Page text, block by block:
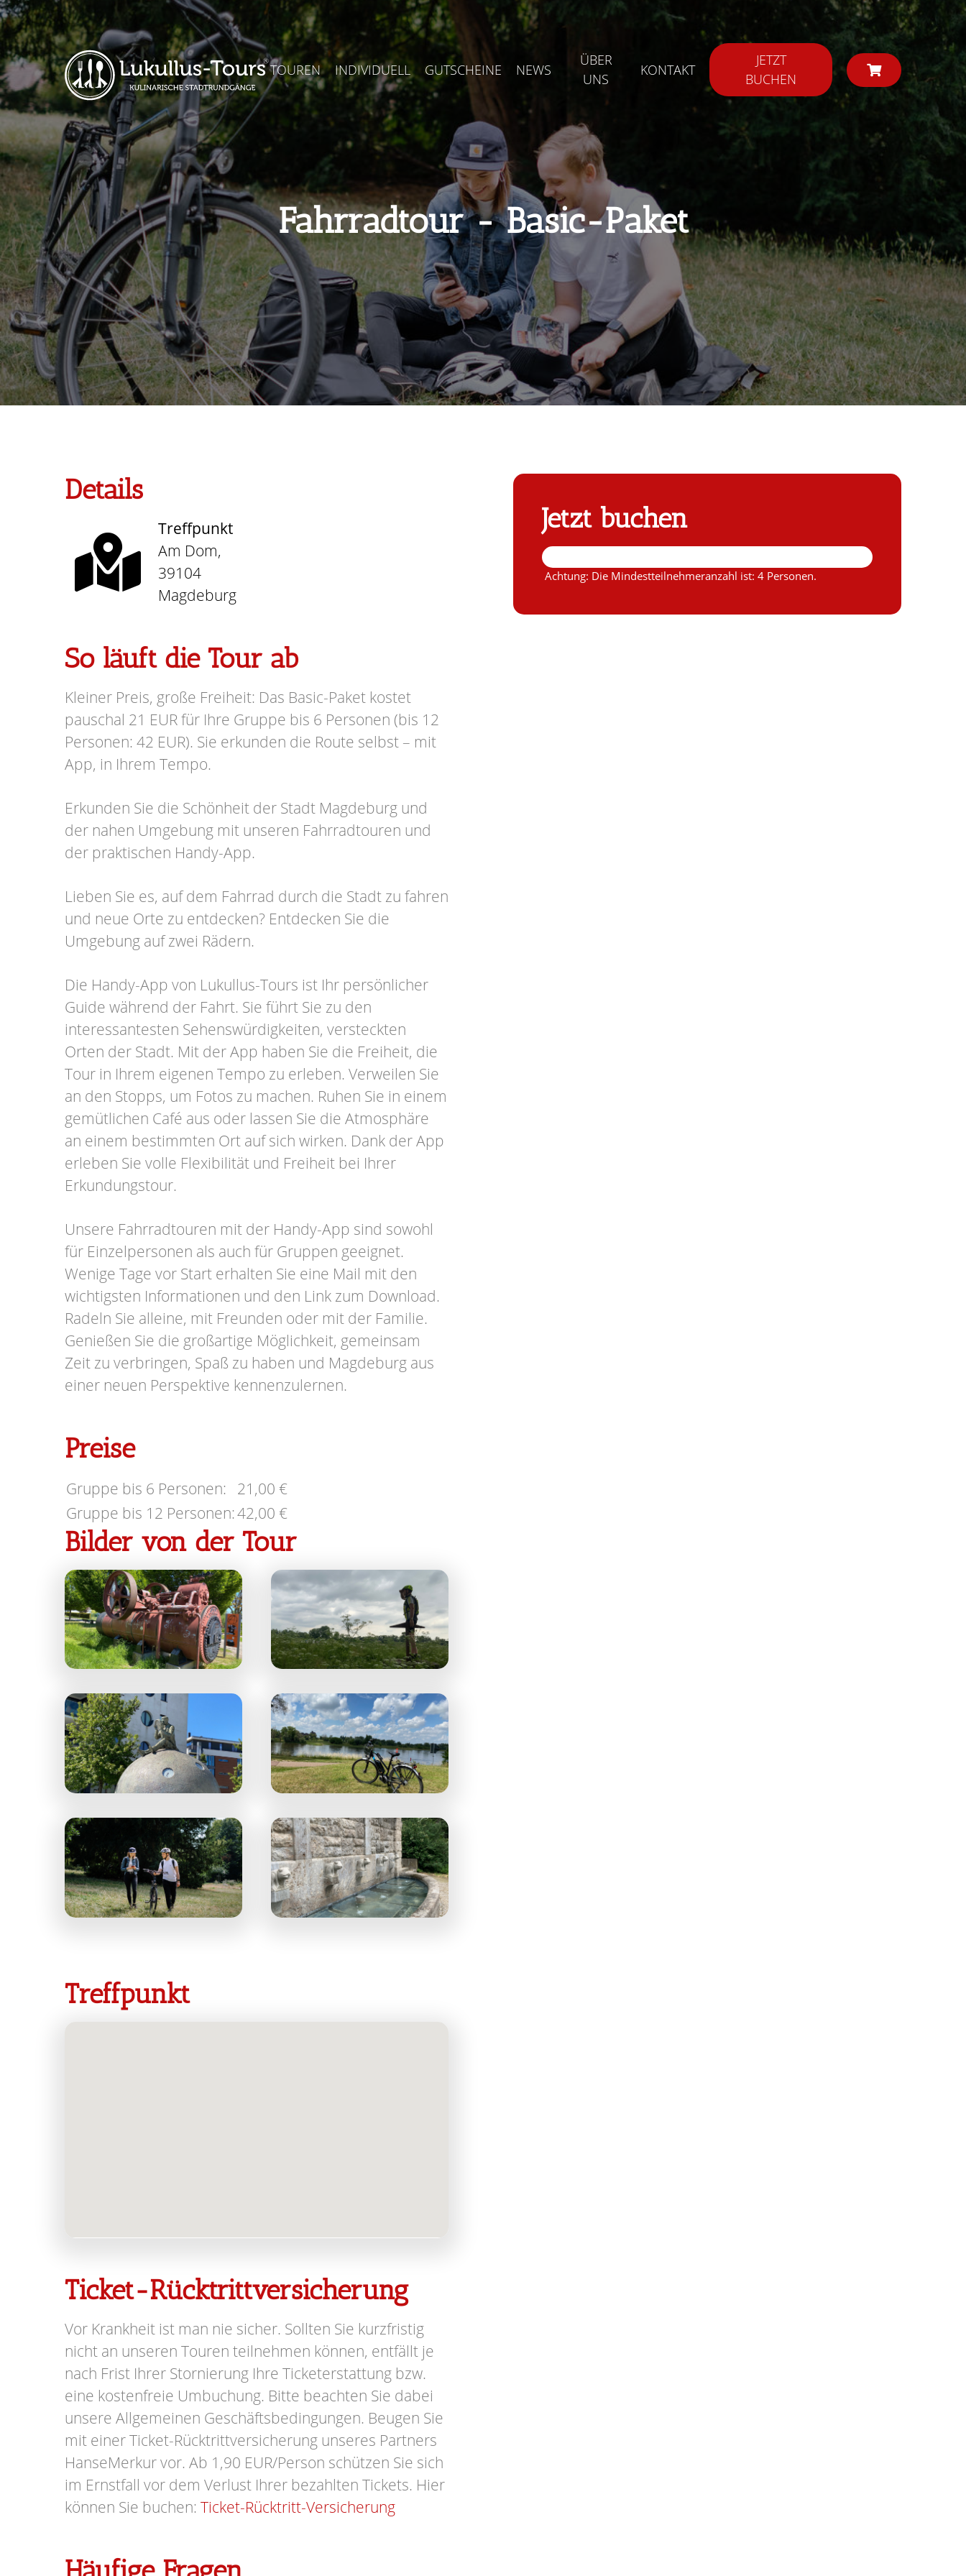
TOUREN INDIVIDUELL GUTSCHEINE NEWS
ÜBER
UNS
KONTAKT
JETZT
BUCHEN
Fahrradtour - Basic-Paket
Details
Treffpunkt
Am Dom,
39104
Magdeburg
So läuft die Tour ab
Kleiner Preis, große Freiheit: Das Basic-Paket kostet
pauschal 21 EUR für Ihre Gruppe bis 6 Personen (bis 12
Personen: 42 EUR). Sie erkunden die Route selbst – mit
App, in Ihrem Tempo.
Erkunden Sie die Schönheit der Stadt Magdeburg und
der nahen Umgebung mit unseren Fahrradtouren und
der praktischen Handy-App.
Lieben Sie es, auf dem Fahrrad durch die Stadt zu fahren
und neue Orte zu entdecken? Entdecken Sie die
Umgebung auf zwei Rädern.
Die Handy-App von Lukullus-Tours ist Ihr persönlicher
Guide während der Fahrt. Sie führt Sie zu den
interessantesten Sehenswürdigkeiten, versteckten
Orten der Stadt. Mit der App haben Sie die Freiheit, die
Tour in Ihrem eigenen Tempo zu erleben. Verweilen Sie
an den Stopps, um Fotos zu machen. Ruhen Sie in einem
gemütlichen Café aus oder lassen Sie die Atmosphäre
an einem bestimmten Ort auf sich wirken. Dank der App
erleben Sie volle Flexibilität und Freiheit bei Ihrer
Erkundungstour.
Unsere Fahrradtouren mit der Handy-App sind sowohl
für Einzelpersonen als auch für Gruppen geeignet.
Wenige Tage vor Start erhalten Sie eine Mail mit den
wichtigsten Informationen und den Link zum Download.
Radeln Sie alleine, mit Freunden oder mit der Familie.
Genießen Sie die großartige Möglichkeit, gemeinsam
Zeit zu verbringen, Spaß zu haben und Magdeburg aus
einer neuen Perspektive kennenzulernen.
Preise
Gruppe bis 6 Personen:
21,00 €
Gruppe bis 12 Personen:42,00 €
Bilder von der Tour
Treffpunkt
Ticket-Rücktrittversicherung
Vor Krankheit ist man nie sicher. Sollten Sie kurzfristig
nicht an unseren Touren teilnehmen können, entfällt je
nach Frist Ihrer Stornierung Ihre Ticketerstattung bzw.
eine kostenfreie Umbuchung. Bitte beachten Sie dabei
unsere Allgemeinen Geschäftsbedingungen. Beugen Sie
mit einer Ticket-Rücktrittversicherung unseres Partners
HanseMerkur vor. Ab 1,90 EUR/Person schützen Sie sich
im Ernstfall vor dem Verlust Ihrer bezahlten Tickets. Hier
können Sie buchen: Ticket-Rücktritt-Versicherung
Jetzt buchen
Achtung: Die Mindestteilnehmeranzahl ist: 4 Personen.